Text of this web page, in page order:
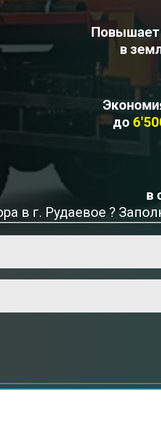
Повышает
в
до
в
в г. Рудаевое ?